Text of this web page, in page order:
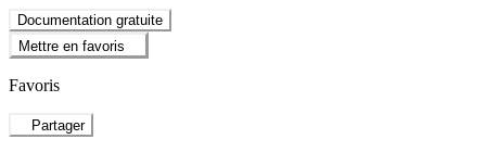
Documentation gratuite
Mettre en favoris
Favoris
Partager